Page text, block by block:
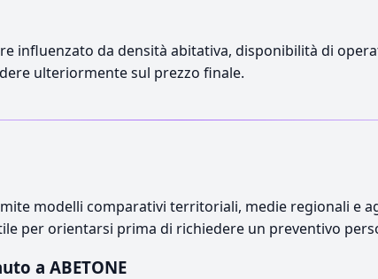
influenzato da densità abitativa, disponibilità di
ulteriormente sul prezzo finale.
modelli comparativi territoriali, medie regionali e
per orientarsi prima di richiedere un preventivo
a ABETONE